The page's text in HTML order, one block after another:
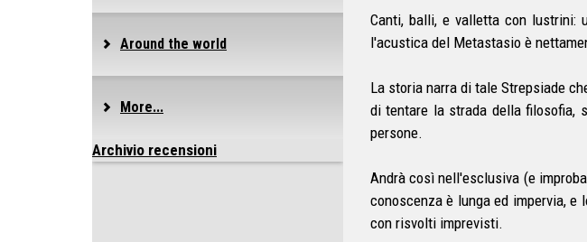
Around the world
More...
Archivio recensioni
Canti, balli, e valletta con lustrini:
l'acustica del Metastasio è
La storia narra di tale Strepsiade
di tentare la strada della filosofia,
persone.
Andrà così nell'esclusiva (e
conoscenza è lunga ed impervia,
con risvolti imprevisti.